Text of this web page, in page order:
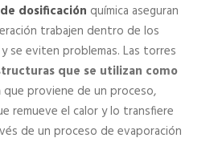
dosificación química aseguran
trabajen dentro de los
se eviten problemas. Las torres
que se utilizan como
que proviene de un proceso,
remueve el calor y lo transfiere
de un proceso de evaporación